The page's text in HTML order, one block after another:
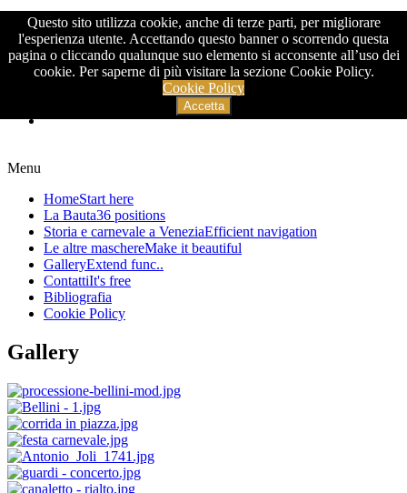
Questo sito utilizza cookie, anche di terze parti, per migliorare
l'esperienza utente. Accettando questo banner o scorrendo questa
pagina o cliccando qualunque suo elemento si acconsente all’uso dei
cookie. Per saperne di più visitare la sezione Cookie Policy.
Cookie Policy
Accetta
>
Menu
HomeStart here
La Bauta36 positions
Storia e carnevale a VeneziaEfficient navigation
Le altre maschereMake it beautiful
GalleryExtend func..
ContattiIt's free
Bibliografia
Cookie Policy
Gallery